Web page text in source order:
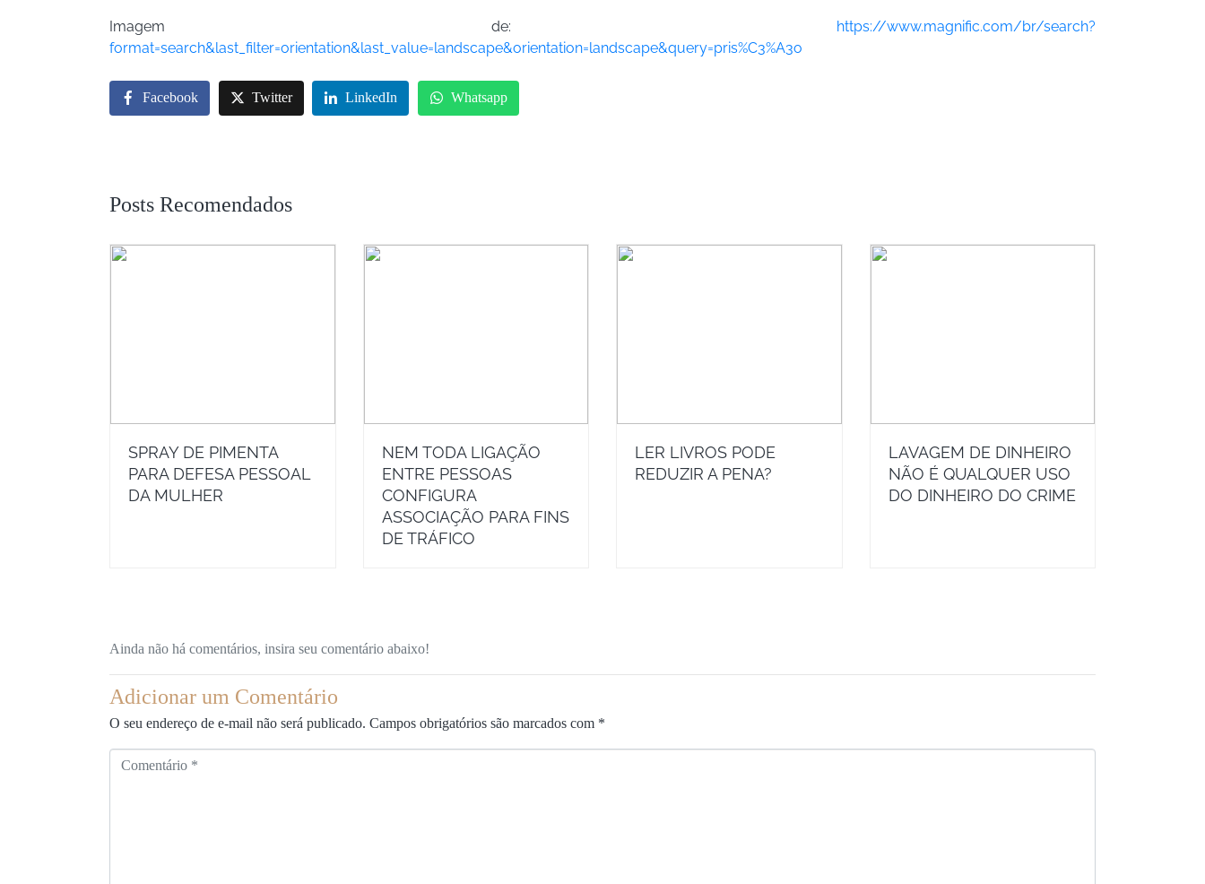
Imagem de: https://www.magnific.com/br/search?
format=search&last_filter=orientation&last_value=landscape&orientation=landscape&query=pris%C3%A3o
Facebook Twitter LinkedIn Whatsapp
Posts Recomendados
SPRAY DE PIMENTA
PARA DEFESA PESSOAL
DA MULHER
NEM TODA LIGAÇÃO
ENTRE PESSOAS
CONFIGURA
ASSOCIAÇÃO PARA FINS
DE TRÁFICO
LER LIVROS PODE
REDUZIR A PENA?
LAVAGEM DE DINHEIRO
NÃO É QUALQUER USO
DO DINHEIRO DO CRIME
Ainda não há comentários, insira seu comentário abaixo!
Adicionar um Comentário
O seu endereço de e-mail não será publicado. Campos obrigatórios são marcados com *